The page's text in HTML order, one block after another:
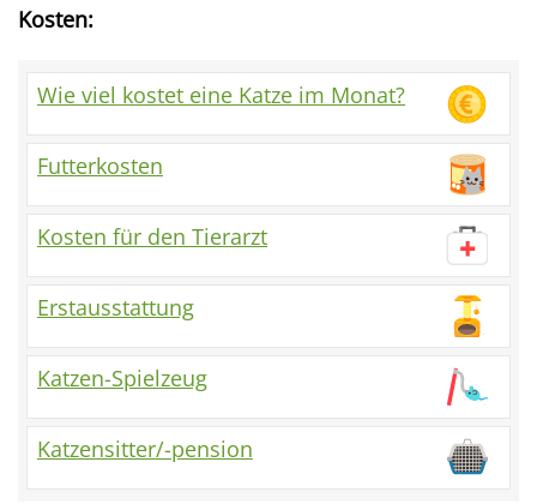
Kosten:
Wie viel kostet eine Katze im Monat?
Futterkosten
Kosten für den Tierarzt
Erstausstattung
Katzen-Spielzeug
Katzensitter/-pension